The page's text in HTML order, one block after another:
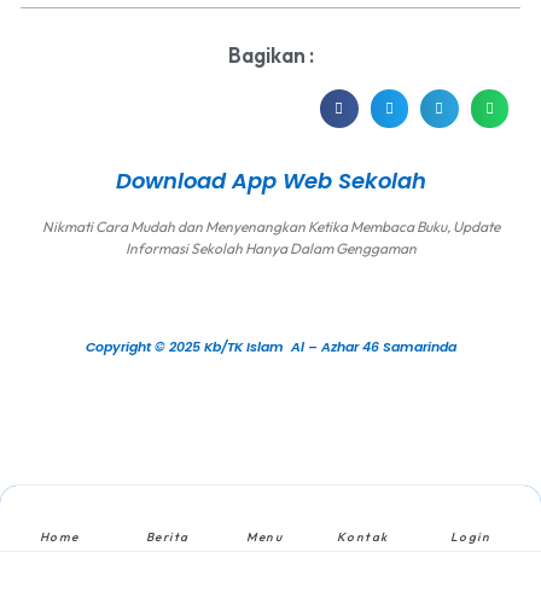
Bagikan :
Download App Web Sekolah
Nikmati Cara Mudah dan Menyenangkan Ketika Membaca Buku, Update
Informasi Sekolah Hanya Dalam Genggaman
Copyright © 2025 Kb/TK Islam Al – Azhar 46 Samarinda
Home Berita Menu Kontak Login